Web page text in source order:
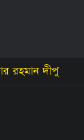
রহমান দীপু